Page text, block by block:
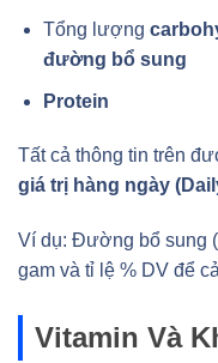
Tổng lượng
đường bổ sung
Protein
Tất cả thông tin trên
giá trị hàng ngày
Ví dụ: Đường bổ sung
gam và tỉ lệ % DV để
Vitamin Và